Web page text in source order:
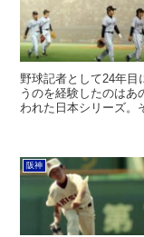
野球記者として24年目
うのを経験したのはあ
われた日本シリーズ。
阪神